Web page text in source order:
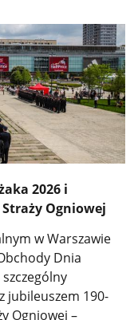
2026 i
Ogniowej
w Warszawie
Dnia
jubileuszem 190-
Ogniowej –